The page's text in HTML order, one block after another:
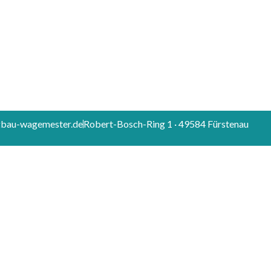
wagemester.deRobert-Bosch-Ring 1 · 49584 Fürstenau